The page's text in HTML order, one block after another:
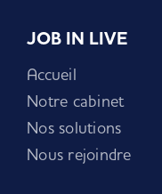
JOB IN LIVE
Accueil
Notre cabinet
Nos solutions
Nous rejoindre